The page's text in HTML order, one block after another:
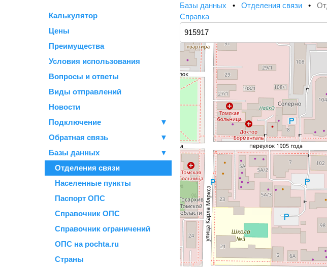
Калькулятор
Цены
Преимущества
Условия использования
Вопросы и ответы
Виды отправлений
Новости
Подключение
▼
Обратная связь
▼
Базы данных
▼
Отделения связи
Населенные пункты
Паспорт ОПС
Справочник ОПС
Справочник ограничений
ОПС на pochta.ru
Страны
Базы данных • Отделения связи •
Справка